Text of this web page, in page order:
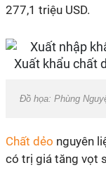
277,1 triệu USD.
Đồ họa: Phùng
Chất dẻo nguyên
có trị giá tăng vọt